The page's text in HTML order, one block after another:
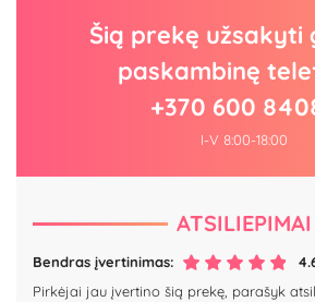
Šią prekę užsakyti
paskambinę
+370 600
I-V 8:00-18:00
ATSILIEPIMAI
Bendras įvertinimas:
Pirkėjai jau įvertino šią prekę, parašyk